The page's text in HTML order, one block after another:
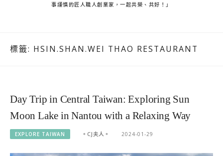
事謹慎的匠人職人創業家，一起共榮、共好！」
標籤: HSIN.SHAN.WEI THAO RESTAURANT
Day Trip in Central Taiwan: Exploring Sun
Moon Lake in Nantou with a Relaxing Way
EXPLORE TAIWAN 。CJ夫人。 2024-01-29